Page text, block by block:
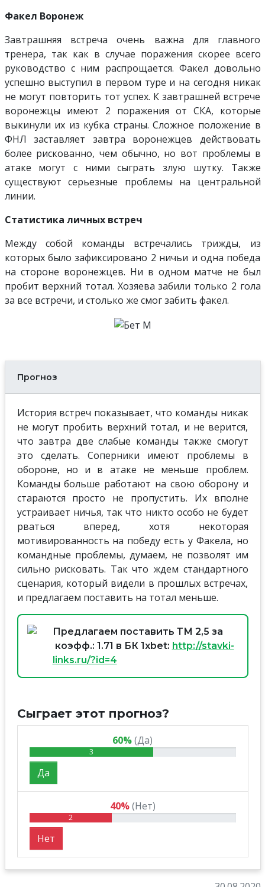
Факел Воронеж
Завтрашняя встреча очень важна для главного
тренера, так как в случае поражения скорее всего
руководство с ним распрощается. Факел довольно
успешно выступил в первом туре и на сегодня никак
не могут повторить тот успех. К завтрашней встрече
воронежцы имеют 2 поражения от СКА, которые
выкинули их из кубка страны. Сложное положение в
ФНЛ заставляет завтра воронежцев действовать
более рискованно, чем обычно, но вот проблемы в
атаке могут с ними сыграть злую шутку. Также
существуют серьезные проблемы на центральной
линии.
Статистика личных встреч
Между собой команды встречались трижды, из
которых было зафиксировано 2 ничьи и одна победа
на стороне воронежцев. Ни в одном матче не был
пробит верхний тотал. Хозяева забили только 2 гола
за все встречи, и столько же смог забить факел.
Прогноз
История встреч показывает, что команды никак
не могут пробить верхний тотал, и не верится,
что завтра две слабые команды также смогут
это сделать. Соперники имеют проблемы в
обороне, но и в атаке не меньше проблем.
Команды больше работают на свою оборону и
стараются просто не пропустить. Их вполне
устраивает ничья, так что никто особо не будет
рваться вперед, хотя некоторая
мотивированность на победу есть у Факела, но
командные проблемы, думаем, не позволят им
сильно рисковать. Так что ждем стандартного
сценария, который видели в прошлых встречах,
и предлагаем поставить на тотал меньше.
Предлагаем поставить ТМ 2,5 за
коэфф.: 1.71 в БК 1xbet: http://stavki-
links.ru/?id=4
Сыграет этот прогноз?
60%(Да)
3
Да
40% (Нет)
2
Нет